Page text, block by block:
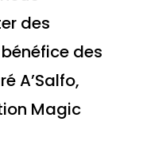
des
des
A’Salfo,
Magic